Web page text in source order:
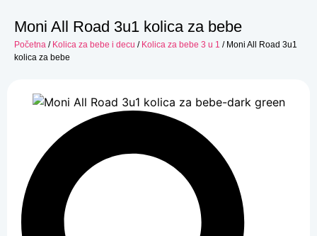
Moni All Road 3u1 kolica za bebe
Početna / Kolica za bebe i decu / Kolica za bebe 3 u 1 / Moni All Road 3u1
kolica za bebe